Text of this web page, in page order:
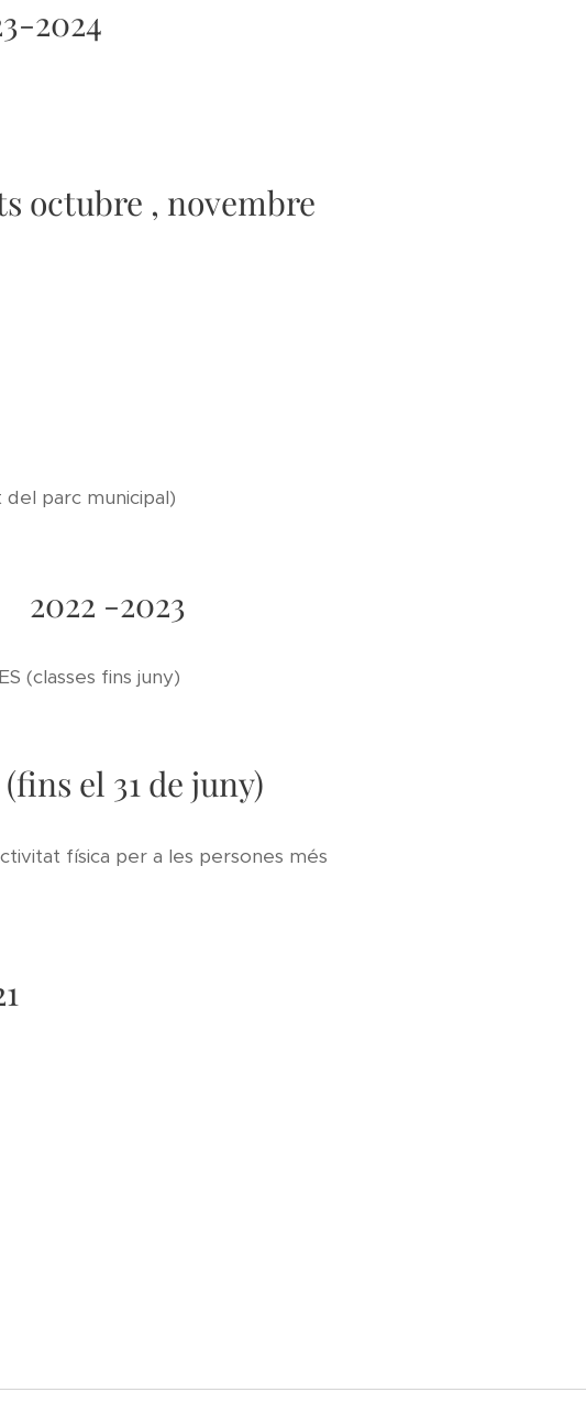
2024
octubre , novembre
parc municipal)
-2023
(classes fins juny)
el 31 de juny)
física per a les persones més